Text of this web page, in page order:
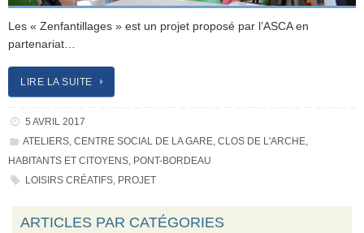
Les « Zenfantillages » est un projet proposé par l’ASCA en
partenariat…
LIRE LA SUITE
5 AVRIL 2017
ATELIERS, CENTRE SOCIAL DE LA GARE, CLOS DE L'ARCHE,
HABITANTS ET CITOYENS, PONT-BORDEAU
LOISIRS CRÉATIFS, PROJET
ARTICLES PAR CATÉGORIES